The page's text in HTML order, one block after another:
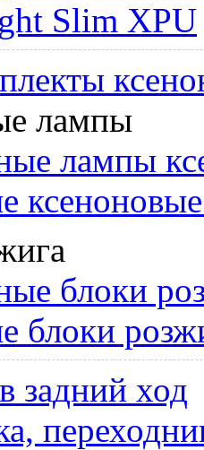
Slim XPU
лампы
лампы
блоки
блоки
задний ход